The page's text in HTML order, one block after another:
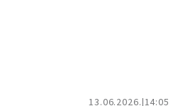
13.06.2026. 14:05